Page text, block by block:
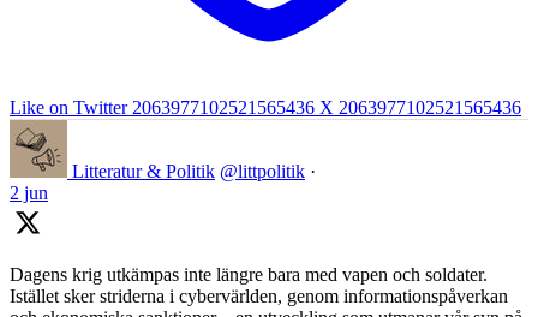
Like on Twitter 2063977102521565436 X 2063977102521565436
Litteratur & Politik @littpolitik ·
2 jun
Dagens krig utkämpas inte längre bara med vapen och soldater.
Istället sker striderna i cybervärlden, genom informationspåverkan